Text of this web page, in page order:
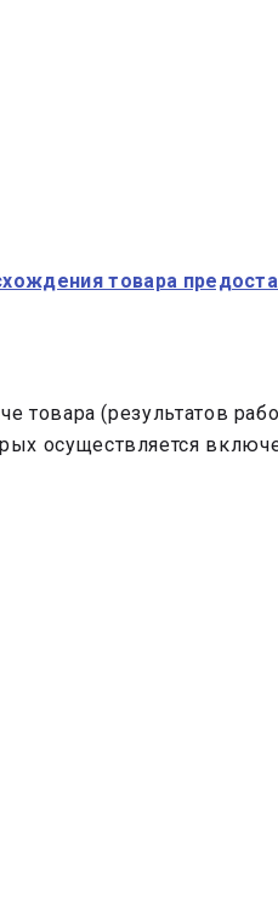
товара
товара (результатов
осуществляется